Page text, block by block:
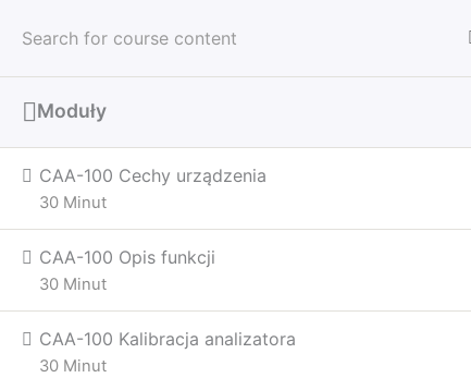
Intersell Platforma
Strona główna
Moduły
CAA-100 Cechy urządzenia
30 Minut
CAA-100 Opis funkcji
30 Minut
CAA-100 Kalibracja analizatora
30 Minut